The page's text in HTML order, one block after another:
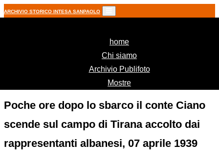
ARCHIVIO STORICO INTESA SANPAOLO
home(current)
Chi siamo
Archivio Publifoto
Mostre
Poche ore dopo lo sbarco il conte Ciano
scende sul campo di Tirana accolto dai
rappresentanti albanesi, 07 aprile 1939